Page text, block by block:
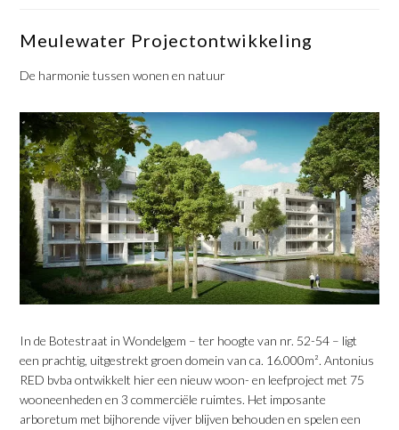
Meulewater Projectontwikkeling
De harmonie tussen wonen en natuur
In de Botestraat in Wondelgem – ter hoogte van nr. 52-54 – ligt
een prachtig, uitgestrekt groen domein van ca. 16.000m². Antonius
RED bvba ontwikkelt hier een nieuw woon- en leefproject met 75
wooneenheden en 3 commerciële ruimtes. Het imposante
arboretum met bijhorende vijver blijven behouden en spelen een